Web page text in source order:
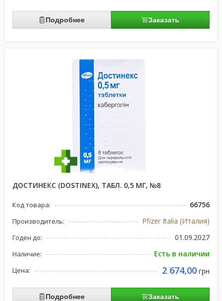
Подробнее Заказать
ДОСТИНЕКС (DOSTINEX), ТАБЛ. 0,5 МГ, №8
Код товара: 66756
Производитель: Pfizer Italia (Италия)
Годен до: 01.09.2027
Наличие: Есть в наличии
Цена: 2 674,00 грн
Подробнее Заказать